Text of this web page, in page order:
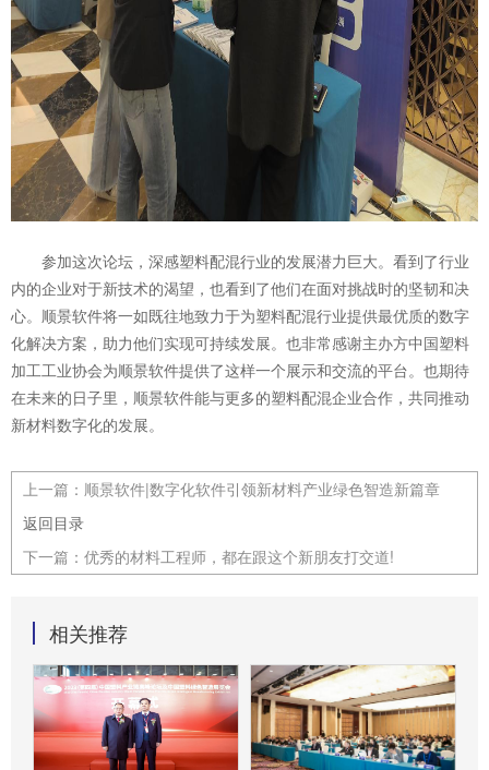
参加这次论坛，深感塑料配混行业的发展潜力巨大。看到了行业
内的企业对于新技术的渴望，也看到了他们在面对挑战时的坚韧和决
心。顺景软件将一如既往地致力于为塑料配混行业提供最优质的数字
化解决方案，助力他们实现可持续发展。也非常感谢主办方中国塑料
加工工业协会为顺景软件提供了这样一个展示和交流的平台。也期待
在未来的日子里，顺景软件能与更多的塑料配混企业合作，共同推动
新材料数字化的发展。
上一篇： 顺景软件|数字化软件引领新材料产业绿色智造新篇章
返回目录
下一篇： 优秀的材料工程师，都在跟这个新朋友打交道!
相关推荐